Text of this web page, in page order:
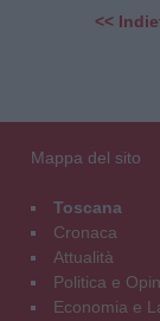
<<
Mappa del sito
Toscana
Cronaca
Attualità
Politica e
Economia e